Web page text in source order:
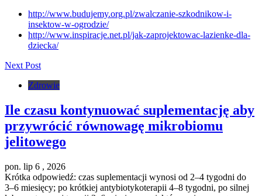
http://www.budujemy.org.pl/zwalczanie-szkodnikow-i-
insektow-w-ogrodzie/
http://www.inspiracje.net.pl/jak-zaprojektowac-lazienke-dla-
dziecka/
Next Post
Zdrowie
Ile czasu kontynuować suplementację aby
przywrócić równowagę mikrobiomu
jelitowego
pon. lip 6 , 2026
Krótka odpowiedź: czas suplementacji wynosi od 2–4 tygodni do
3–6 miesięcy; po krótkiej antybiotykoterapii 4–8 tygodni, po silnej